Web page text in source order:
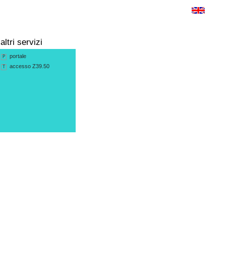
altri servizi
P portale
T accesso Z39.50